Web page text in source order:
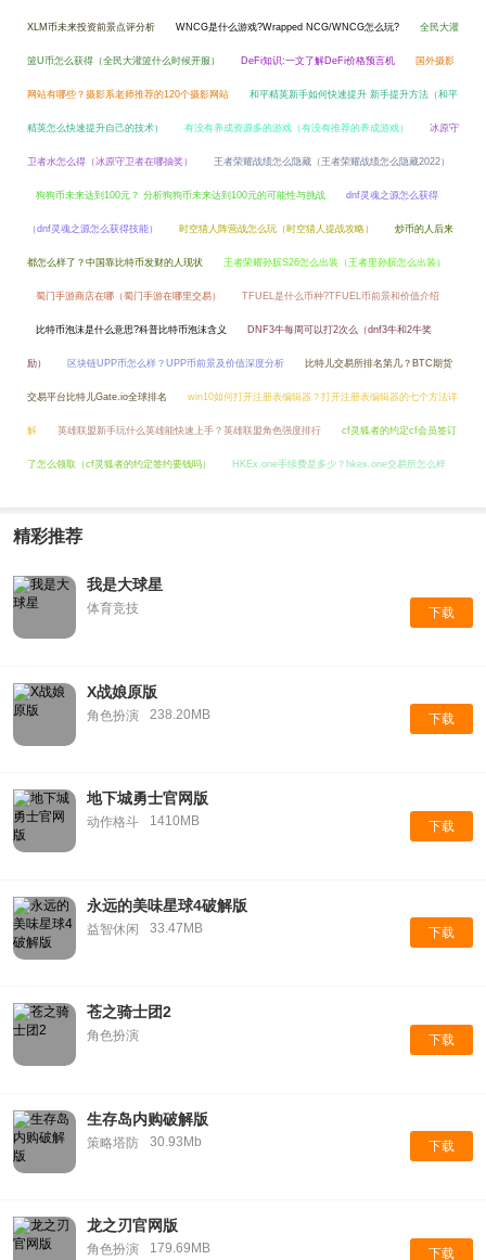
XLM币未来投资前景点评分析 WNCG是什么游戏?Wrapped NCG/WNCG怎么玩? 全民大灌
篮U币怎么获得（全民大灌篮什么时候开服） DeFi知识:一文了解DeFi价格预言机 国外摄影
网站有哪些？摄影系老师推荐的120个摄影网站 和平精英新手如何快速提升 新手提升方法（和平
精英怎么快速提升自己的技术） 有没有养成资源多的游戏（有没有推荐的养成游戏） 冰原守
卫者水怎么得（冰原守卫者在哪抽奖） 王者荣耀战绩怎么隐藏（王者荣耀战绩怎么隐藏2022）
狗狗币未来达到100元？ 分析狗狗币未来达到100元的可能性与挑战 dnf灵魂之源怎么获得
（dnf灵魂之源怎么获得技能） 时空猎人阵营战怎么玩（时空猎人提战攻略） 炒币的人后来
都怎么样了？中国靠比特币发财的人现状 王者荣耀孙膑S26怎么出装（王者里孙膑怎么出装）
蜀门手游商店在哪（蜀门手游在哪里交易） TFUEL是什么币种?TFUEL币前景和价值介绍
比特币泡沫是什么意思?科普比特币泡沫含义 DNF3牛每周可以打2次么（dnf3牛和2牛奖
励） 区块链UPP币怎么样？UPP币前景及价值深度分析 比特儿交易所排名第几？BTC期货
交易平台比特儿Gate.io全球排名 win10如何打开注册表编辑器？打开注册表编辑器的七个方法详
解 英雄联盟新手玩什么英雄能快速上手？英雄联盟角色强度排行 cf灵狐者的约定cf会员签订
了怎么领取（cf灵狐者的约定签约要钱吗） HKEx.one手续费是多少？hkex.one交易所怎么样
精彩推荐
我是大球星
体育竞技 下载
X战娘原版
角色扮演 238.20MB 下载
地下城勇士官网版
动作格斗 1410MB 下载
永远的美味星球4破解版
益智休闲 33.47MB 下载
苍之骑士团2
角色扮演 下载
生存岛内购破解版
策略塔防 30.93Mb 下载
龙之刃官网版
角色扮演 179.69MB 下载